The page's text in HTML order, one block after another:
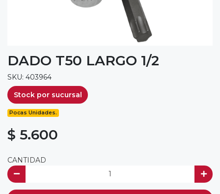
DADO T50 LARGO 1/2
SKU: 403964
Stock por sucursal
Pocas Unidades.
$ 5.600
CANTIDAD